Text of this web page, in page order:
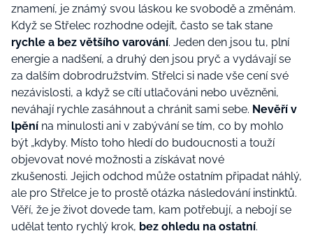
znamení, je známý svou láskou ke svobodě a změnám.
Když se Střelec rozhodne odejít, často se tak stane
rychle a bez většího varování. Jeden den jsou tu, plní
energie a nadšení, a druhý den jsou pryč a vydávají se
za dalším dobrodružstvím. Střelci si nade vše cenísvé
nezávislosti, a když se cítí utlačováni nebo uvězněni,
neváhají rychle zasáhnout a chránit sami sebe. Nevěří v
lpění na minulosti ani v zabývání se tím, co by mohlo
být „kdyby. Místo toho hledí do budoucnosti a touží
objevovat nové možnosti a získávat nové
zkušenosti. Jejich odchod může ostatním připadat náhlý,
ale pro Střelce je to prostě otázka následování instinktů.
Věří, že je život dovede tam, kam potřebují, a nebojí se
udělat tento rychlý krok, bez ohledu na ostatní.